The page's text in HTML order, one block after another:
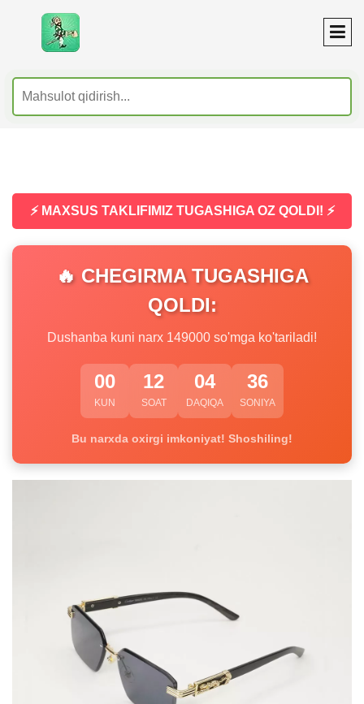
⚡ MAXSUS TAKLIFIMIZ TUGASHIGA OZ QOLDI! ⚡
🔥 CHEGIRMA TUGASHIGA
QOLDI:
Dushanba kuni narx 149000 so'mga ko'tariladi!
00
KUN
12
SOAT
04
DAQIQA
35
SONIYA
Bu narxda oxirgi imkoniyat! Shoshiling!